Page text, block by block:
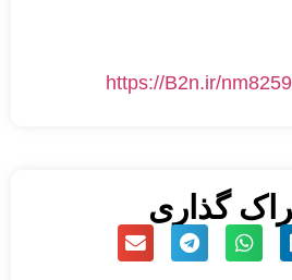
https://B2n.ir/nm8259
گذاری